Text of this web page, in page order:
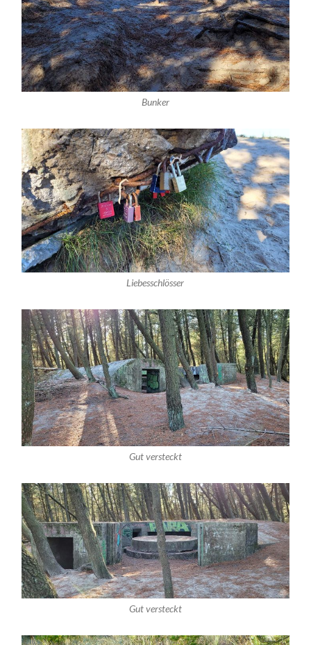
Bunker
Liebesschlösser
Gut versteckt
Gut versteckt